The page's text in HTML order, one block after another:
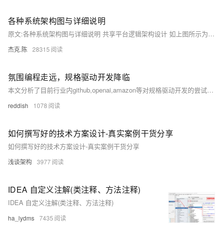
各种系统架构图与详细说明
原文:各种系统架构图与详细说明 共享平台逻辑架构设计 如上图所示为本次共享资源平台逻辑架构图，上图整体展现说明包括以下几个方面： 1 应用系统建设 本次项目的一项重点就是实现原有应用系统的全面升级以及新的应用系统的开发，从而建立行业的全面的应用系统架构群。
杰克.陈 28315
氛围编程走远，规格驱动开发降临
本文分析了目前行业内github,openai,amazon等对规格驱动开发的尝试和工具，提出了需求规格在将来的开发模式中的重要作用。
reddish 1078
如何撰写好的技术方案设计-真实案例干货分享
如何撰写好的技术方案设计-真实案例干货分享
浅谈架构 3977
IDEA 自定义注解(类注释、方法注释)
IDEA 自定义注解(类注释、方法注释)
ha_lydms 7435